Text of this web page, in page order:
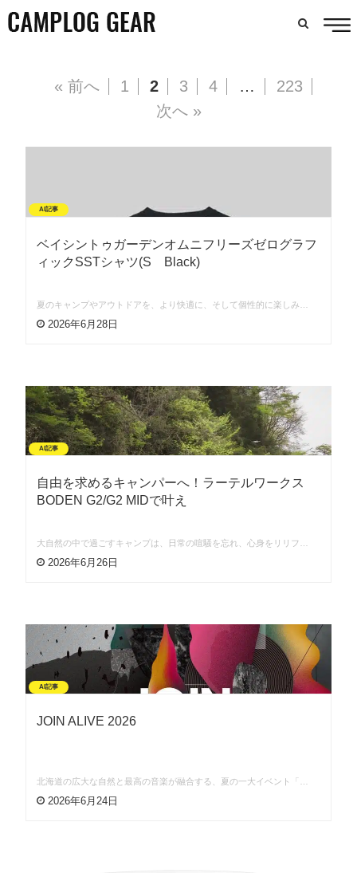
« 前へ 1 2 3 4 …
223
次へ »
AI記事
ベイシントゥガーデンオムニフリーズゼログラフ
ィックSSTシャツ(S Black)
夏のキャンプやアウトドアを、より快適に、そして個性的に楽しみ…
2026年6月28日
AI記事
自由を求めるキャンパーへ！ラーテルワークス
BODEN G2/G2 MIDで叶え
大自然の中で過ごすキャンプは、日常の喧騒を忘れ、心身をリリフ…
2026年6月26日
AI記事
JOIN ALIVE 2026
北海道の広大な自然と最高の音楽が融合する、夏の一大イベント「…
2026年6月24日